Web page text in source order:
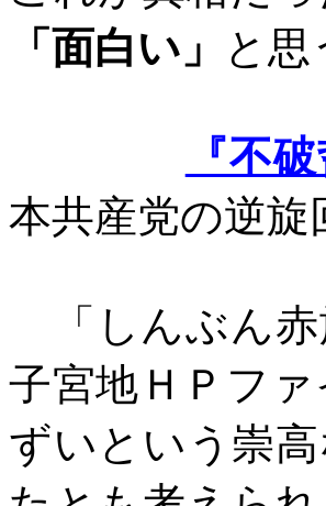
「面白い」
と
『不
本共産党の逆旋
「しんぶん赤
子宮地ＨＰフ
ずいという崇